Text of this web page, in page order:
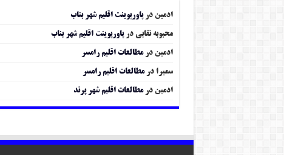
ادمین درپاورپوینت اقلیم شهر بناب
محبوبه نقابی درپاورپوینت اقلیم شهر بناب
ادمین درمطالعات اقلیم رامسر
سمیرا درمطالعات اقلیم رامسر
ادمین درمطالعات اقلیم شهر پرند